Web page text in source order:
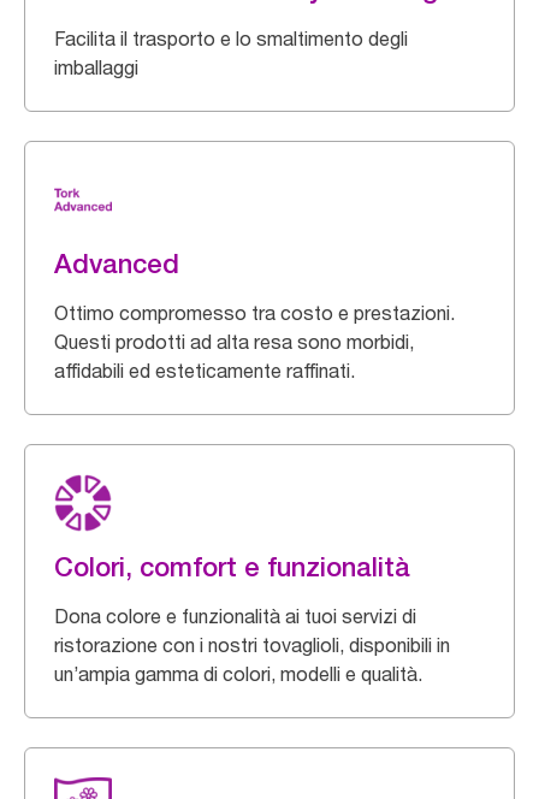
Facilita il trasporto e lo smaltimento degli
imballaggi
Advanced
Ottimo compromesso tra costo e prestazioni.
Questi prodotti ad alta resa sono morbidi,
affidabili ed esteticamente raffinati.
Colori, comfort e funzionalità
Dona colore e funzionalità ai tuoi servizi di
ristorazione con i nostri tovaglioli, disponibili in
un’ampia gamma di colori, modelli e qualità.